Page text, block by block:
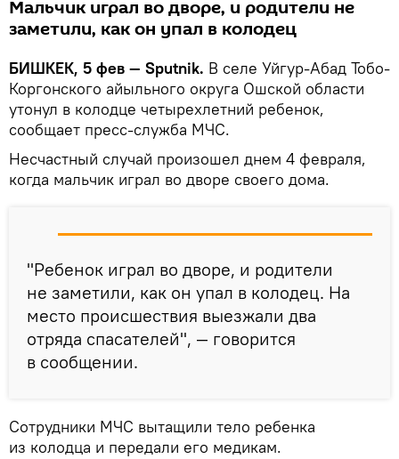
Мальчик играл во дворе, и родители не
заметили, как он упал в колодец
БИШКЕК, 5 фев — Sputnik. В селе Уйгур-Абад Тобо-
Коргонского айыльного округа Ошской области
утонул в колодце четырехлетний ребенок,
сообщает пресс-служба МЧС.
Несчастный случай произошел днем 4 февраля,
когда мальчик играл во дворе своего дома.
"Ребенок играл во дворе, и родители
не заметили, как он упал в колодец. На
место происшествия выезжали два
отряда спасателей", — говорится
в сообщении.
Сотрудники МЧС вытащили тело ребенка
из колодца и передали его медикам.